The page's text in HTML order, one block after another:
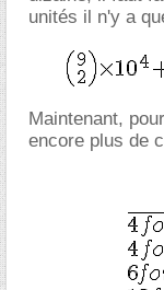
unités il n'y a
Maintenant,
encore plus de